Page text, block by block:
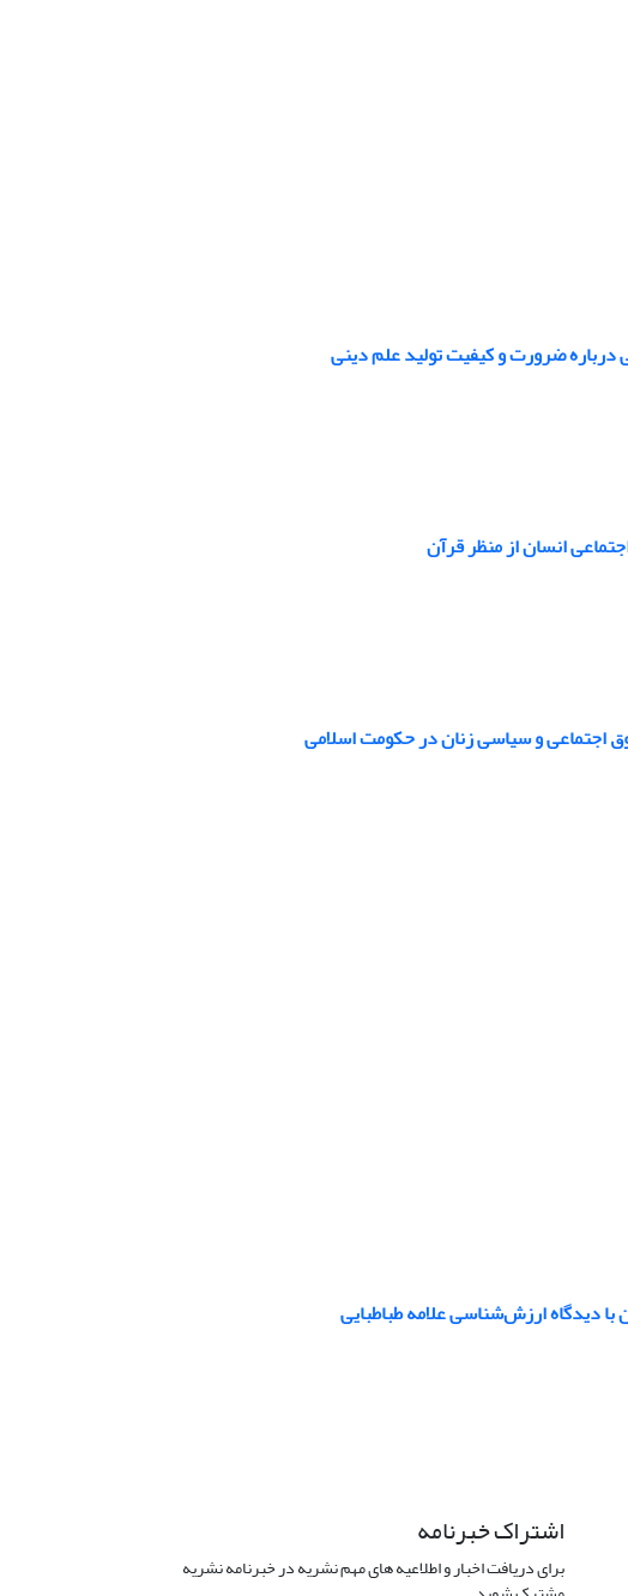
درباره ضرورت و کیفیت تولید علم دینی
انسان از منظر قرآن
اجتماعی و سیاسی زنان در حکومت اسلامی
دیدگاه ارزش‌شناسی علامه طباطبایی
اشتراک خبرنامه
برای دریافت اخبار و اطلاعیه های مهم نشریه در خبرنامه نشریه